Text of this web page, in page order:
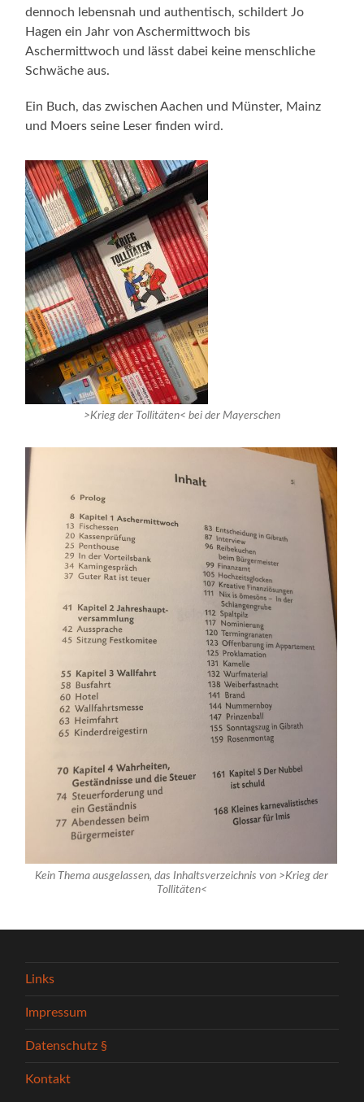
dennoch lebensnah und authentisch, schildert Jo
Hagen ein Jahr von Aschermittwoch bis
Aschermittwoch und lässt dabei keine menschliche
Schwäche aus.
Ein Buch, das zwischen Aachen und Münster, Mainz
und Moers seine Leser finden wird.
>Krieg der Tollitäten< bei der Mayerschen
Kein Thema ausgelassen, das Inhaltsverzeichnis von >Krieg der
Tollitäten<
Links
Impressum
Datenschutz §
Kontakt